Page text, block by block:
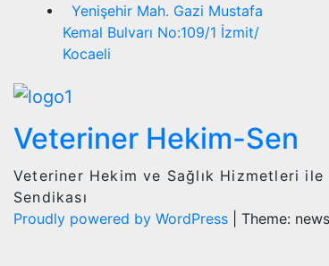
Yenişehir Mah. Gazi Mustafa
Kemal Bulvarı No:109/1 İzmit/
Kocaeli
Veteriner Hekim-Sen
Veteriner Hekim ve Sağlık Hizmetleri ile
Sendikası
Proudly powered by WordPress
Theme: